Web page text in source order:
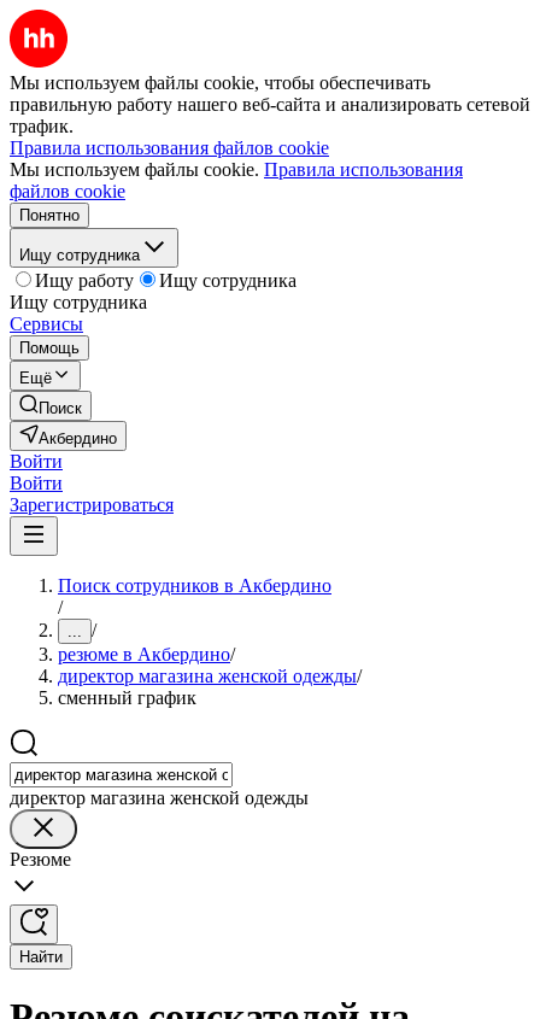
Мы используем файлы cookie, чтобы обеспечивать
правильную работу нашего веб-сайта и анализировать сетевой
трафик.
Правила использования файлов cookie
Мы используем файлы cookie. Правила использования
файлов cookie
Понятно
Ищу сотрудника
Ищу работу
Ищу сотрудника
Ищу сотрудника
Сервисы
Помощь
Ещё
Поиск
Акбердино
Войти
Войти
Зарегистрироваться
Поиск сотрудников в Акбердино
/
... /
резюме в Акбердино/
директор магазина женской одежды/
сменный график
директор магазина женской одежды
Резюме
Найти